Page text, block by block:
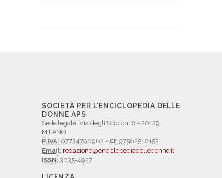
SOCIETÀ PER L'ENCICLOPEDIA DELLE
DONNE APS
Sede legale: Via degli Scipioni 6 - 20129
MILANO
P.IVA: 07734790962 - CF 97562510152
Email: redazione@enciclopediadelledonne.it
ISSN: 3035-4927